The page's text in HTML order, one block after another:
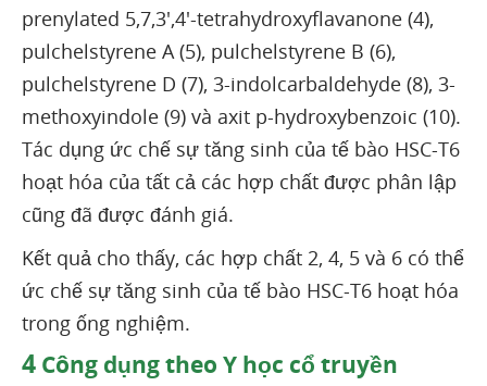
prenylated 5,7,3',4'-tetrahydroxyflavanone (4),
pulchelstyrene A (5), pulchelstyrene B (6),
pulchelstyrene D (7), 3-indolcarbaldehyde (8), 3-
methoxyindole (9) và axit p-hydroxybenzoic (10).
Tác dụng ức chế sự tăng sinh của tế bào HSC-T6
hoạt hóa của tất cả các hợp chất được phân lập
cũng đã được đánh giá.
Kết quả cho thấy, các hợp chất 2, 4, 5 và 6 có thể
ức chế sự tăng sinh của tế bào HSC-T6 hoạt hóa
trong ống nghiệm.
4 Công dụng theo Y học cổ truyền